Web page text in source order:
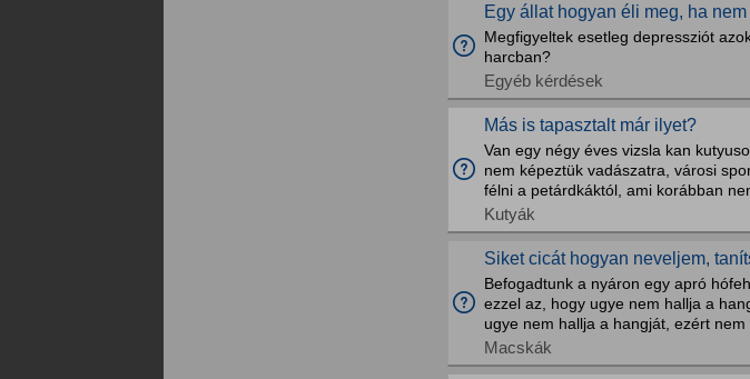
Egy állat hogyan éli meg, ha
Megfigyeltek esetleg depressziót
harcban?
Egyéb kérdések
Más is tapasztalt már ilyet?
Van egy négy éves vizsla kan
nem képeztük vadászatra, városi
félni a petárdkáktól, ami korábban
Kutyák
Siket cicát hogyan neveljem,
Befogadtunk a nyáron egy apró
ezzel az, hogy ugye nem hallja a
ugye nem hallja a hangját, ezért nem
Macskák